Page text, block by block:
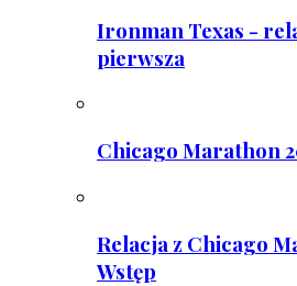
Ironman Texas -
pierwsza
Chicago Marathon
Relacja z Chicago
Wstęp